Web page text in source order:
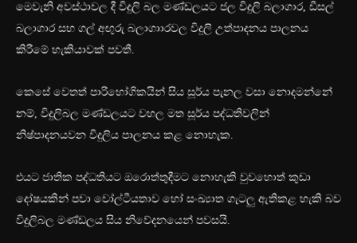
මෙවැනි අවස්ථාවල දී විදුලි බල මණ්ඩලයට ජල විදුලි බලාගාර, ඩීසල්
බලාගාර සහ ගල් අඟුරු බලාගාාරවල විදුලි උත්පාදනය පාලනය
කිරීමේ හැකියාවක් පවතී.
කෙසේ වෙතත් පාරිභෝගිකයින් සිය සූර්ය පැනල වසා නොදමන්නේ
නම්, විදුලිබල මණ්ඩලයට වහල මත සූර්ය පද්ධතිවලින්
නිෂ්පාදනයවන විදුලිය පාලනය කළ නොහැක.
එයට ජාතික පද්ධතියට ඔරොත්තුදීමට නොහැකි වුවහොත් කුඩා
දෝෂයකින් පවා වෝල්ටීයතාව හෝ සංඛ්‍යාත ගැටලු ඇතිකළ හැකි බව
විදුලිබල මණ්ඩලය සිය නිවේදනයෙන් පවසයි.